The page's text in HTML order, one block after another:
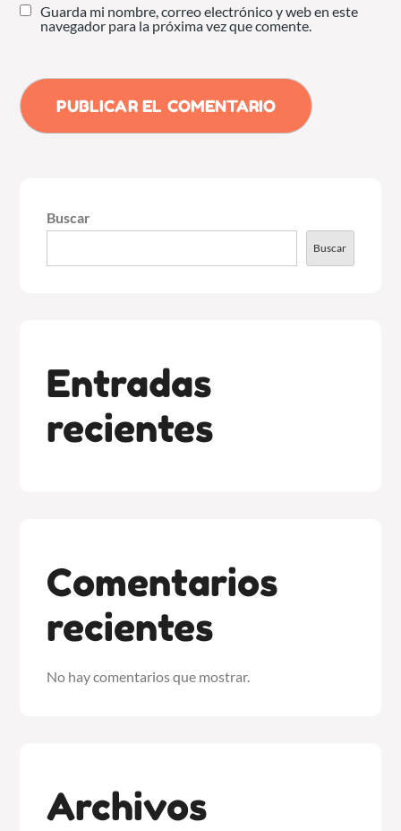
Guarda mi nombre, correo electrónico y web en este
navegador para la próxima vez que comente.
Buscar
Buscar
Entradas
recientes
Comentarios
recientes
No hay comentarios que mostrar.
Archivos